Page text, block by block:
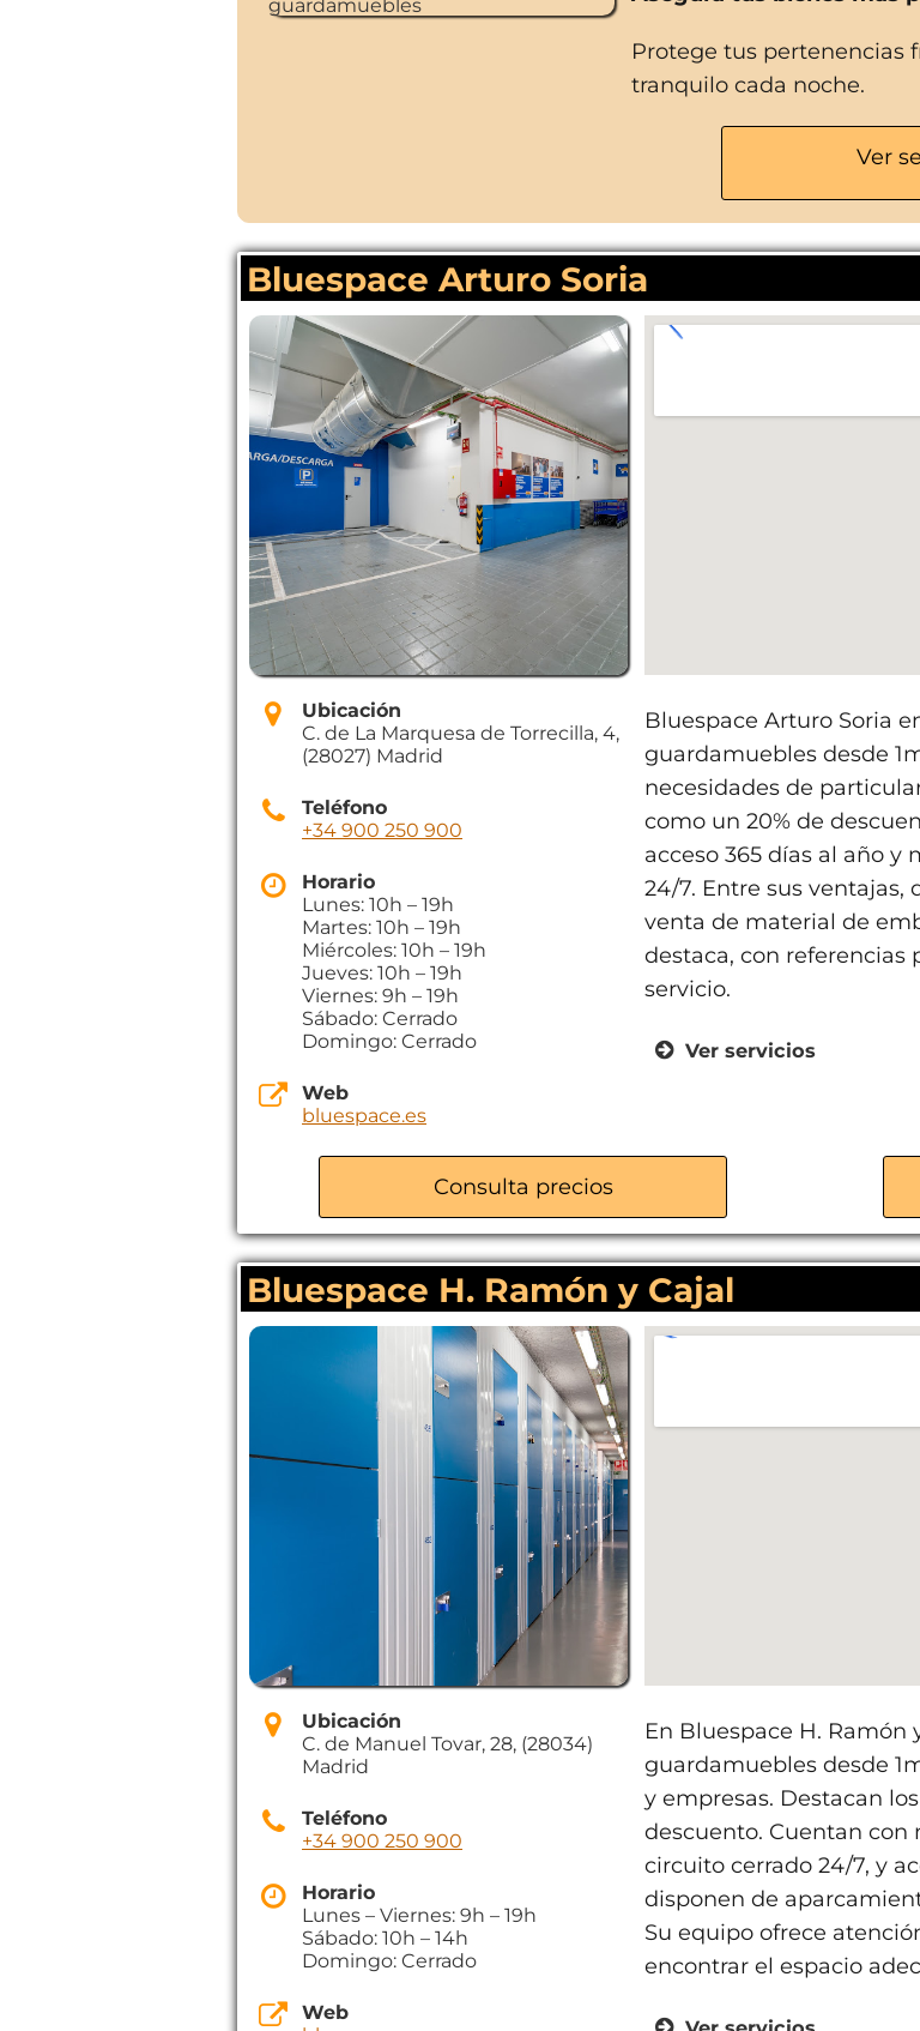
Protege tus pertenencias
tranquilo cada noche.
Ver
Bluespace Arturo Soria
Ubicación
C. de La Marquesa de Torrecilla, 4,
(28027) Madrid
Teléfono
+34 900 250 900
Horario
Lunes: 10h – 19h
Martes: 10h – 19h
Miércoles: 10h – 19h
Jueves: 10h – 19h
Viernes: 9h – 19h
Sábado: Cerrado
Domingo: Cerrado
Web
bluespace.es
Bluespace Arturo Soria
guardamuebles desde
necesidades de
como un 20% de
acceso 365 días al año
24/7. Entre sus
venta de material de
destaca, con referencias
servicio.
Ver servicios
Servicio de
Venta de cajas y
Atención
Consulta precios
Bluespace H. Ramón y Cajal
Ubicación
C. de Manuel Tovar, 28, (28034)
Madrid
Teléfono
+34 900 250 900
Horario
Lunes – Viernes: 9h – 19h
Sábado: 10h – 14h
Domingo: Cerrado
Web
En Bluespace H. Ramón
guardamuebles desde
y empresas. Destacan
descuento. Cuentan con
circuito cerrado 24/7, y
disponen de
Su equipo ofrece
encontrar el espacio